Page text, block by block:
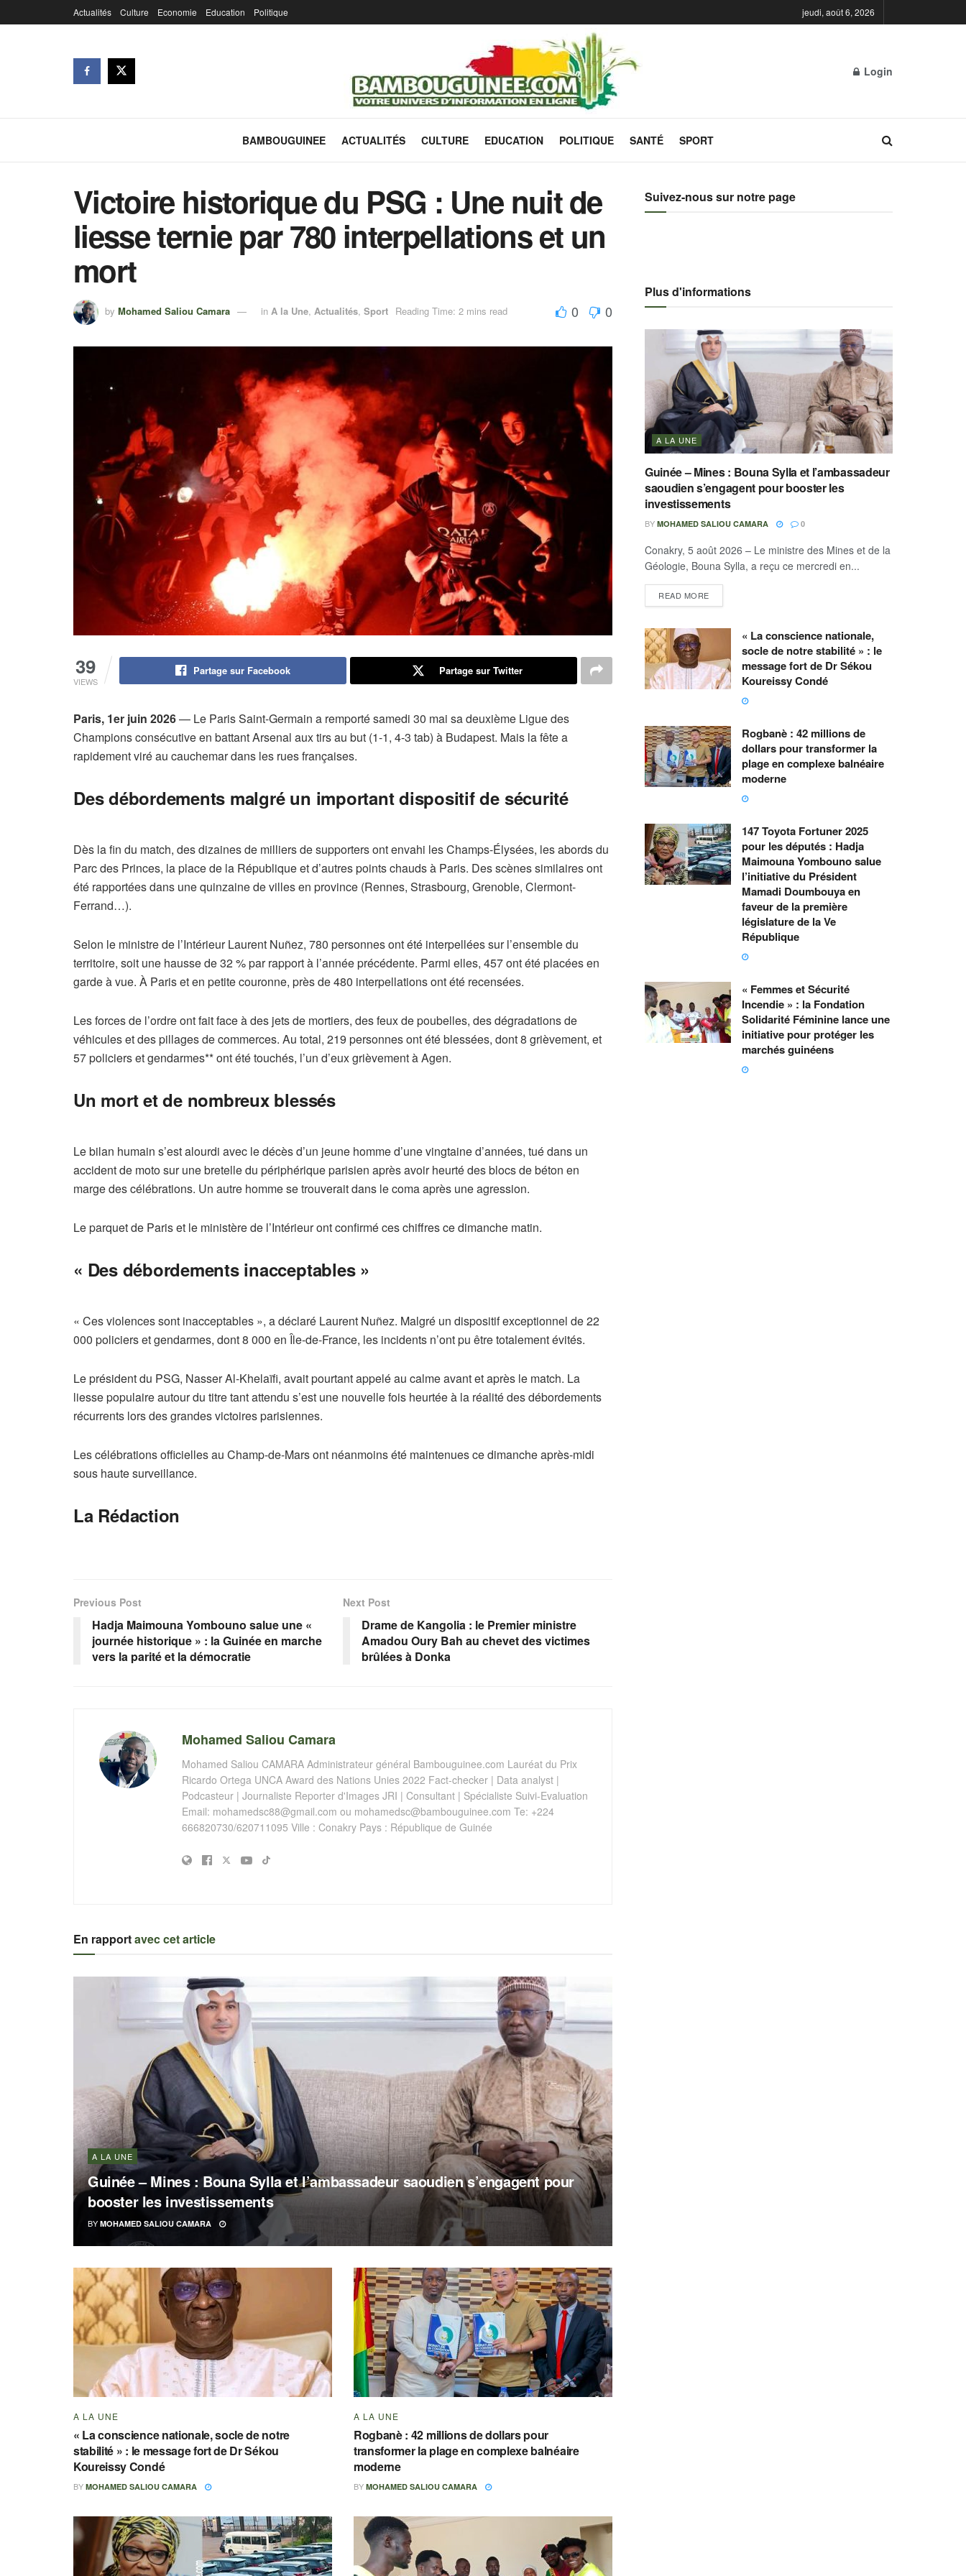
Actualités Culture Economie Education Politique jeudi, août 6, 2026
Login
BAMBOUGUINEE ACTUALITÉS CULTURE EDUCATION POLITIQUE SANTÉ SPORT
Victoire historique du PSG : Une nuit de
liesse ternie par 780 interpellations et un
mort
by Mohamed Saliou Camara in A la Une, Actualités, Sport Reading Time: 2 mins read 0 0
39
VIEWS
Partage sur Facebook Partage sur Twitter
Paris, 1er juin 2026— Le Paris Saint-Germain a remporté samedi 30 mai sa deuxième Ligue des
Champions consécutive en battant Arsenal aux tirs au but (1-1, 4-3 tab) à Budapest. Mais la fête a
rapidement viré au cauchemar dans les rues françaises.
Des débordements malgré un important dispositif de sécurité
Dès la fin du match, des dizaines de milliers de supporters ont envahi les Champs-Élysées, les abords du
Parc des Princes, la place de la République et d’autres points chauds à Paris. Des scènes similaires ont
été rapportées dans une quinzaine de villes en province (Rennes, Strasbourg, Grenoble, Clermont-
Ferrand…).
Selon le ministre de l’Intérieur Laurent Nuñez, 780 personnes ont été interpellées sur l’ensemble du
territoire, soit une hausse de 32 % par rapport à l’année précédente. Parmi elles, 457 ont été placées en
garde à vue. À Paris et en petite couronne, près de 480 interpellations ont été recensées.
Les forces de l’ordre ont fait face à des jets de mortiers, des feux de poubelles, des dégradations de
véhicules et des pillages de commerces. Au total, 219 personnes ont été blessées, dont 8 grièvement, et
57 policiers et gendarmes** ont été touchés, l’un d’eux grièvement à Agen.
Un mort et de nombreux blessés
Le bilan humain s’est alourdi avec le décès d’un jeune homme d’une vingtaine d’années, tué dans un
accident de moto sur une bretelle du périphérique parisien après avoir heurté des blocs de béton en
marge des célébrations. Un autre homme se trouverait dans le coma après une agression.
Le parquet de Paris et le ministère de l’Intérieur ont confirmé ces chiffres ce dimanche matin.
« Des débordements inacceptables »
« Ces violences sont inacceptables », a déclaré Laurent Nuñez. Malgré un dispositif exceptionnel de 22
000 policiers et gendarmes, dont 8 000 en Île-de-France, les incidents n’ont pu être totalement évités.
Le président du PSG, Nasser Al-Khelaïfi, avait pourtant appelé au calme avant et après le match. La
liesse populaire autour du titre tant attendu s’est une nouvelle fois heurtée à la réalité des débordements
récurrents lors des grandes victoires parisiennes.
Les célébrations officielles au Champ-de-Mars ont néanmoins été maintenues ce dimanche après-midi
sous haute surveillance.
La Rédaction
Previous Post
Hadja Maimouna Yombouno salue une «
journée historique » : la Guinée en marche
vers la parité et la démocratie
Next Post
Drame de Kangolia : le Premier ministre
Amadou Oury Bah au chevet des victimes
brûlées à Donka
Mohamed Saliou Camara
Mohamed Saliou CAMARA Administrateur général Bambouguinee.com Lauréat du Prix
Ricardo Ortega UNCA Award des Nations Unies 2022 Fact-checker | Data analyst |
Podcasteur | Journaliste Reporter d'Images JRI | Consultant | Spécialiste Suivi-Evaluation
Email: mohamedsc88@gmail.com ou mohamedsc@bambouguinee.com Te: +224
666820730/620711095 Ville : Conakry Pays : République de Guinée
En rapportavec cet article
A LA UNE
Guinée – Mines : Bouna Sylla et l’ambassadeur saoudien s’engagent pour
booster les investissements
BY MOHAMED SALIOU CAMARA
A LA UNE
« La conscience nationale, socle de notre
stabilité » : le message fort de Dr Sékou
Koureissy Condé
BY MOHAMED SALIOU CAMARA
A LA UNE
Rogbanè : 42 millions de dollars pour
transformer la plage en complexe balnéaire
moderne
BY MOHAMED SALIOU CAMARA
Suivez-nous sur notre page
Plus d'informations
A LA UNE
Guinée – Mines : Bouna Sylla et l’ambassadeur
saoudien s’engagent pour booster les
investissements
BY MOHAMED SALIOU CAMARA 0
Conakry, 5 août 2026 – Le ministre des Mines et de la
Géologie, Bouna Sylla, a reçu ce mercredi en...
READ MORE
« La conscience nationale,
socle de notre stabilité » : le
message fort de Dr Sékou
Koureissy Condé
Rogbanè : 42 millions de
dollars pour transformer la
plage en complexe balnéaire
moderne
147 Toyota Fortuner 2025
pour les députés : Hadja
Maimouna Yombouno salue
l’initiative du Président
Mamadi Doumbouya en
faveur de la première
législature de la Ve
République
« Femmes et Sécurité
Incendie » : la Fondation
Solidarité Féminine lance une
initiative pour protéger les
marchés guinéens